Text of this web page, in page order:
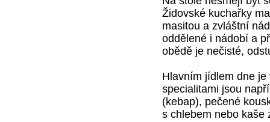
Židovské kuchařky
masitou a zvláštní
oddělené i nádobí a
obědě je nečisté,
Hlavním jídlem dne
specialitami jsou
(kebap), pečené
s chlebem nebo kaše